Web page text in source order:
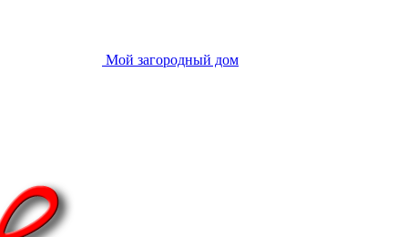
Мой загородный дом